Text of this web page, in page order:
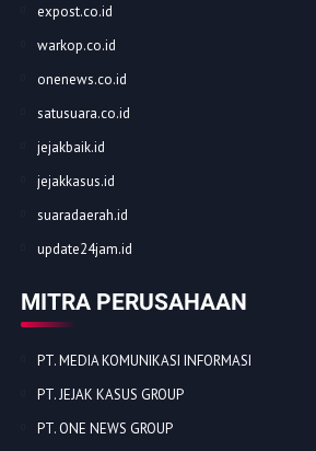
expost.co.id
warkop.co.id
onenews.co.id
satusuara.co.id
jejakbaik.id
jejakkasus.id
suaradaerah.id
update24jam.id
MITRA PERUSAHAAN
PT. MEDIA KOMUNIKASI INFORMASI
PT. JEJAK KASUS GROUP
PT. ONE NEWS GROUP